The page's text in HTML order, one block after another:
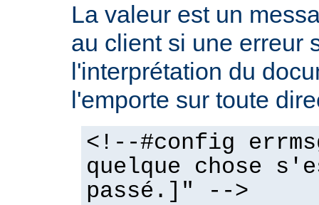
La valeur est un
au client si une erreur
l'interprétation du
l'emporte sur toute
<!--#config
quelque chose
passé.]" -->